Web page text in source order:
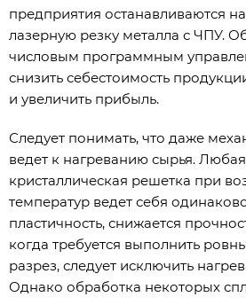
предприятия останавливаются
лазерную резку металла с ЧПУ.
числовым программным
снизить себестоимость
и увеличить прибыль.
Следует понимать, что даже
ведет к нагреванию сырья.
кристаллическая решетка при
температур ведет себя
пластичность, снижается
когда требуется выполнить
разрез, следует исключить
Однако обработка некоторых